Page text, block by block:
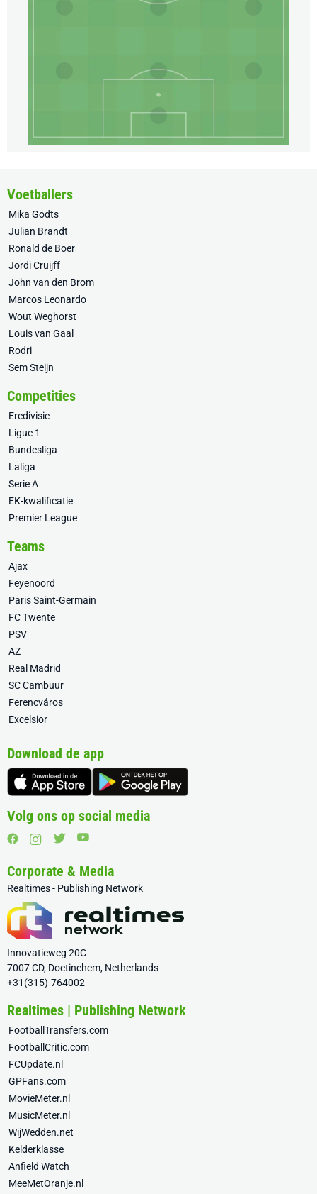
Voetballers
Mika Godts
Julian Brandt
Ronald de Boer
Jordi Cruijff
John van den Brom
Marcos Leonardo
Wout Weghorst
Louis van Gaal
Rodri
Sem Steijn
Competities
Eredivisie
Ligue 1
Bundesliga
Laliga
Serie A
EK-kwalificatie
Premier League
Teams
Ajax
Feyenoord
Paris Saint-Germain
FC Twente
PSV
AZ
Real Madrid
SC Cambuur
Ferencváros
Excelsior
Download de app
Volg ons op social media
Corporate & Media
Realtimes - Publishing Network
Innovatieweg 20C
7007 CD, Doetinchem, Netherlands
+31(315)-764002
Realtimes | Publishing Network
FootballTransfers.com
FootballCritic.com
FCUpdate.nl
GPFans.com
MovieMeter.nl
MusicMeter.nl
WijWedden.net
Kelderklasse
Anfield Watch
MeeMetOranje.nl